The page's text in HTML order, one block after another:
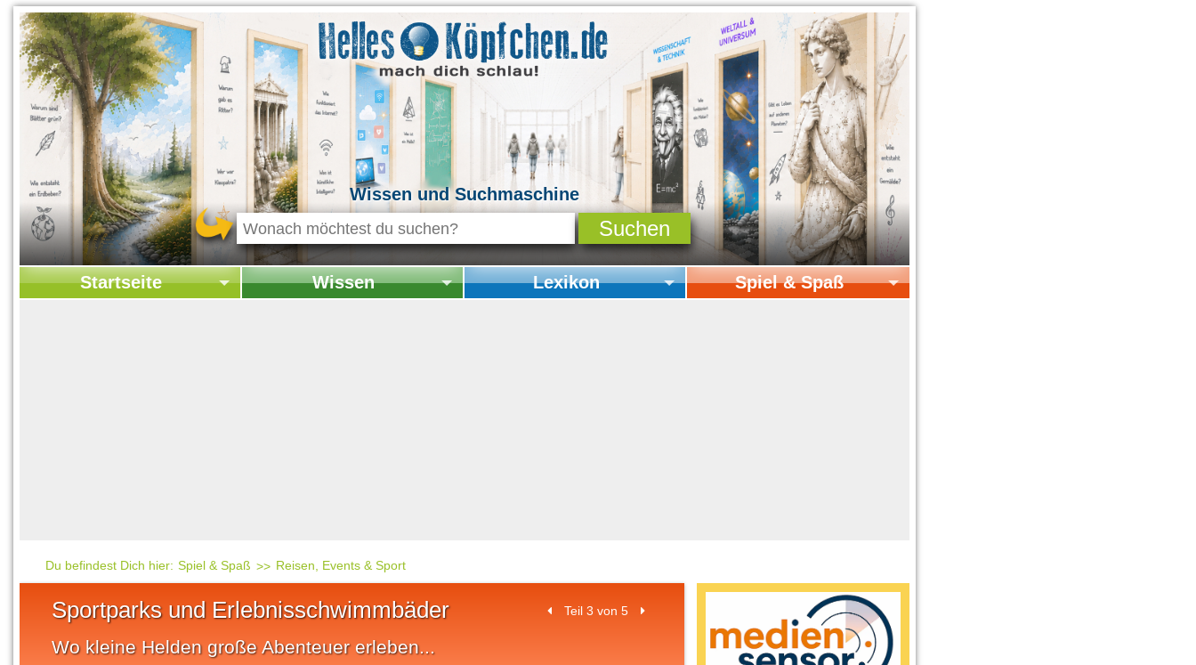
Wissen und Suchmaschine
Startseite Wissen
Technik
Fragen und Antworten
Lexikon Spiel & Spaß
Reisen, Events & Sport
E-Cards
Du befindest Dich hier: Spiel & Spaß Reisen, Events & Sport
Sportparks und Erlebnisschwimmbäder
Wo kleine Helden große Abenteuer erleben...
Teil 3 von 5